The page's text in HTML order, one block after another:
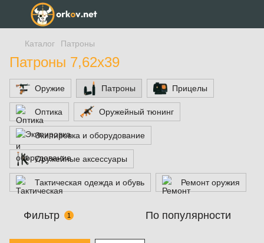
Каталог Патроны
Патроны 7,62х39
Оружие Патроны Прицелы
Оптика Оружейный тюнинг
Экипировка и оборудование
Оружейные аксессуары
Тактическая одежда и обувь Ремонт оружия
Фильтр 1 По популярности